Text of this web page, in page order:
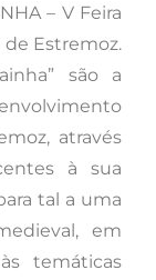
– V Feira
de Estremoz.
são a
através
à sua
tal a uma
em
temáticas